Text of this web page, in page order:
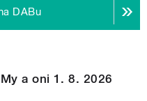
DABu
a oni 1. 8. 2026